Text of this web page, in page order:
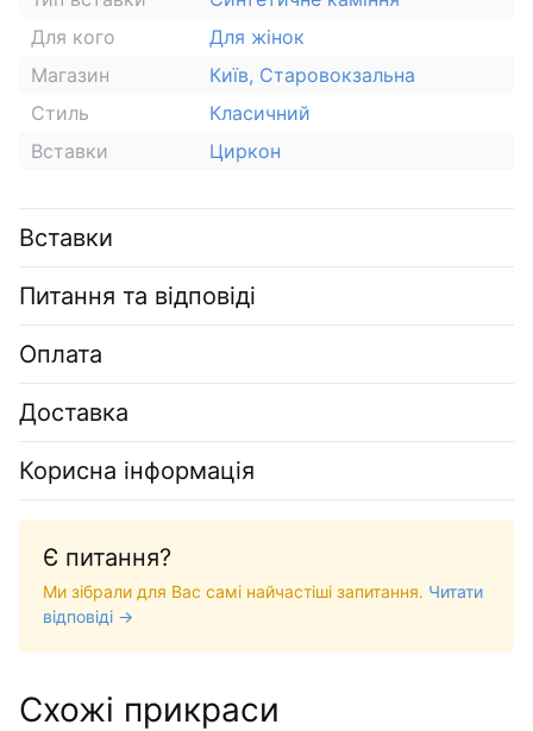
Для кого
Для жінок
Магазин
Київ, Старовокзальна
Стиль
Класичний
Вставки
Циркон
Вставки
Питання та відповіді
Оплата
Доставка
Корисна інформація
Є питання?
Ми зібрали для Вас самі найчастіші запитання. Читати
відповіді →
Схожі прикраси